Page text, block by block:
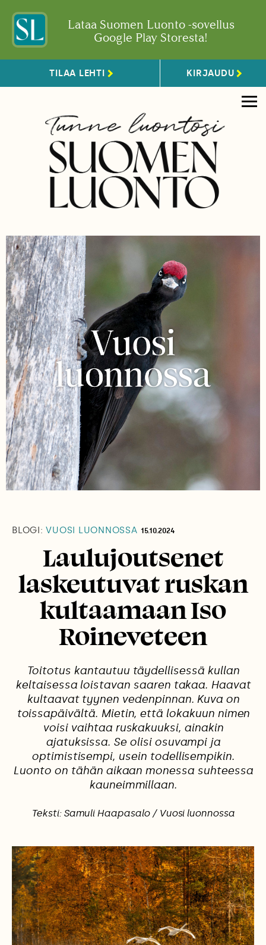
Lataa Suomen Luonto -sovellus
Google Play Storesta!
TILAA LEHTI KIRJAUDU
BLOGI: VUOSI LUONNOSSA 15.10.2024
Laulujoutsenet
laskeutuvat ruskan
kultaamaan Iso
Roineveteen
Toitotus kantautuu täydellisessä kullan
keltaisessa loistavan saaren takaa. Haavat
kultaavat tyynen vedenpinnan. Kuva on
toissapäivältä. Mietin, että lokakuun nimen
voisi vaihtaa ruskakuuksi, ainakin
ajatuksissa. Se olisi osuvampi ja
optimistisempi, usein todellisempikin.
Luonto on tähän aikaan monessa suhteessa
kauneimmillaan.
Teksti: Samuli Haapasalo / Vuosi luonnossa